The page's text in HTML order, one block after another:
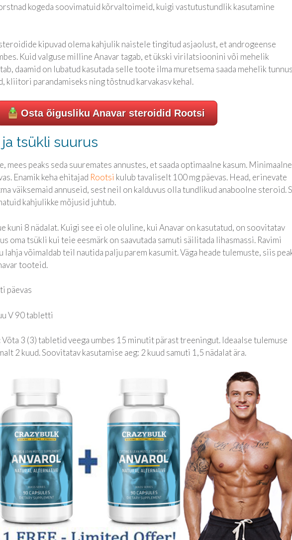
kogeda soovimatuid kõrvaltoimeid, kuigi vastutustundlik kasutamine
kipuvad olema kahjulik naistele tingitud asjaolust, et androgeense
Kuid valguse milline Anavar tagab, et ükski virilatsioonini või mehelik
daamid on lubatud kasutada selle toote ilma muretsema saada mehelik
kliitori parandamiseks ning tõstnud karvakasv kehal.
Osta õigusliku Anavar steroidid Rootsi
tsükli suurus
mees peaks seda suuremates annustes, et saada optimaalne kasum. Minimaalne
Enamik keha ehitajad Rootsi kulub tavaliselt 100 mg päevas. Head, erinevate
väiksemaid annuseid, sest neil on kalduvus olla tundlikud anaboolne steroid.
kahjulikke mõjusid juhtub.
kuni 8 nädalat. Kuigi see ei ole oluline, kui Anavar on kasutatud, on soovitatav
oma tsükli kui teie eesmärk on saavutada samuti säilitada lihasmassi. Ravimi
võimaldab teil nautida palju parem kasumit. Väga heade tulemuste, siis
tooteid.
päevas
V 90 tabletti
Võta 3 (3) tabletid veega umbes 15 minutit pärast treeningut. Ideaalse tulemuse
2 kuud. Soovitatav kasutamise aeg: 2 kuud samuti 1,5 nädalat ära.